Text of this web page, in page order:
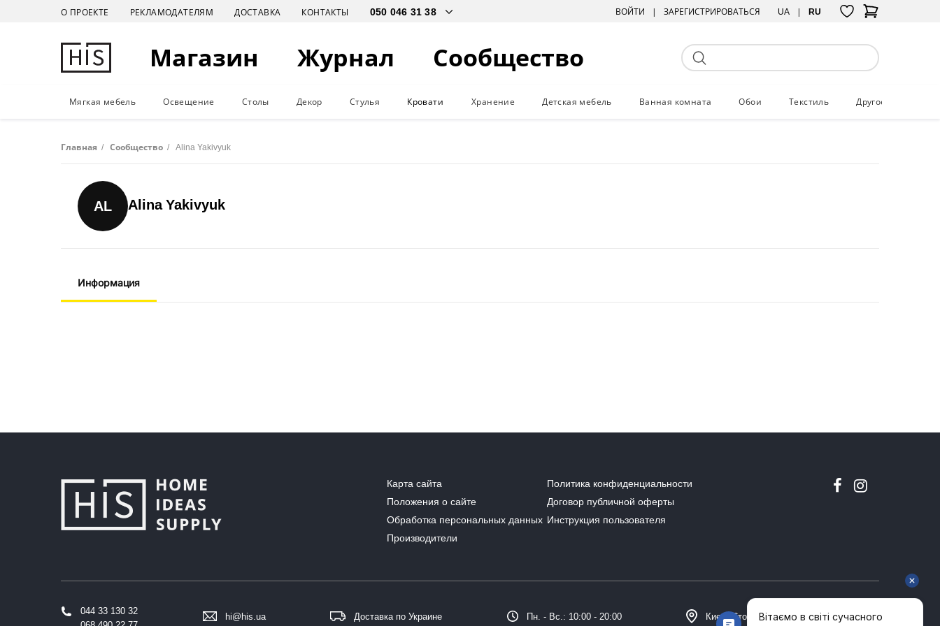
О ПРОЕКТЕ РЕКЛАМОДАТЕЛЯМ ДОСТАВКА КОНТАКТЫ ВОЙТИ ЗАРЕГИСТРИРОВАТЬСЯ UA RU
Магазин Журнал Сообщество
Мягкая мебель Освещение Столы Декор Стулья Кровати Хранение Детская мебель Ванная комната Обои Текстиль Другое
Главная / Сообщество / Alina Yakivyuk
AL Alina Yakivyuk
Информация
Карта сайта
Политика конфиденциальности
Положения о сайте
Договор публичной оферты
Обработка персональных данных Инструкция пользователя
Производители
044 33 130 32
hi@his.ua Доставка по Украине Пн. - Вс.: 10:00 - 20:00 Киев, Столичное шоссе 101, Домосфера